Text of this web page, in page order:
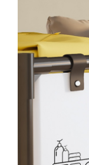
Storcatoare
Tavi copt
Ustensile de
Scule
Tăietor beton